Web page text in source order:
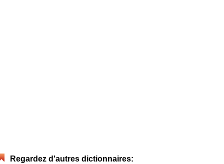
Regardez d'autres dictionnaires: